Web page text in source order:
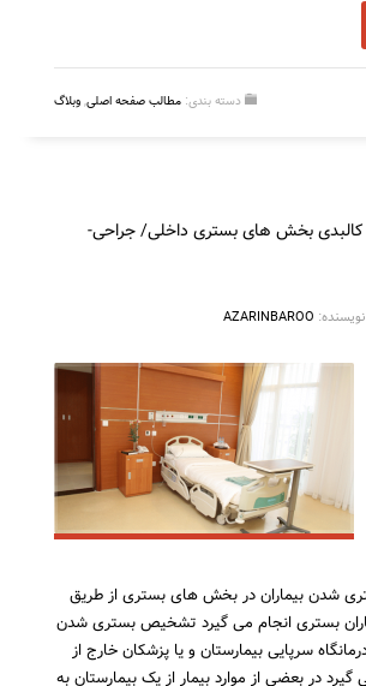
دسته بندی: مطالب صفحه اصلی, وبلاگ
کالبدی بخش های بستری داخلی/ جراحی-
نویسنده: AZARINBAROO
شدن بیماران در بخش های بستری از طریق
بستری انجام می گیرد تشخیص بستری شدن
سرپایی بیمارستان و یا پزشکان خارج از
گیرد در بعضی از موارد بیمار از یک بیمارستان به